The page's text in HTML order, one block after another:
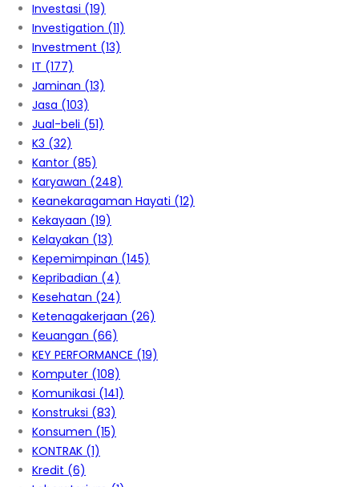
Investasi (19)
Investigation (11)
Investment (13)
IT (177)
Jaminan (13)
Jasa (103)
Jual-beli (51)
K3 (32)
Kantor (85)
Karyawan (248)
Keanekaragaman Hayati (12)
Kekayaan (19)
Kelayakan (13)
Kepemimpinan (145)
Kepribadian (4)
Kesehatan (24)
Ketenagakerjaan (26)
Keuangan (66)
KEY PERFORMANCE (19)
Komputer (108)
Komunikasi (141)
Konstruksi (83)
Konsumen (15)
KONTRAK (1)
Kredit (6)